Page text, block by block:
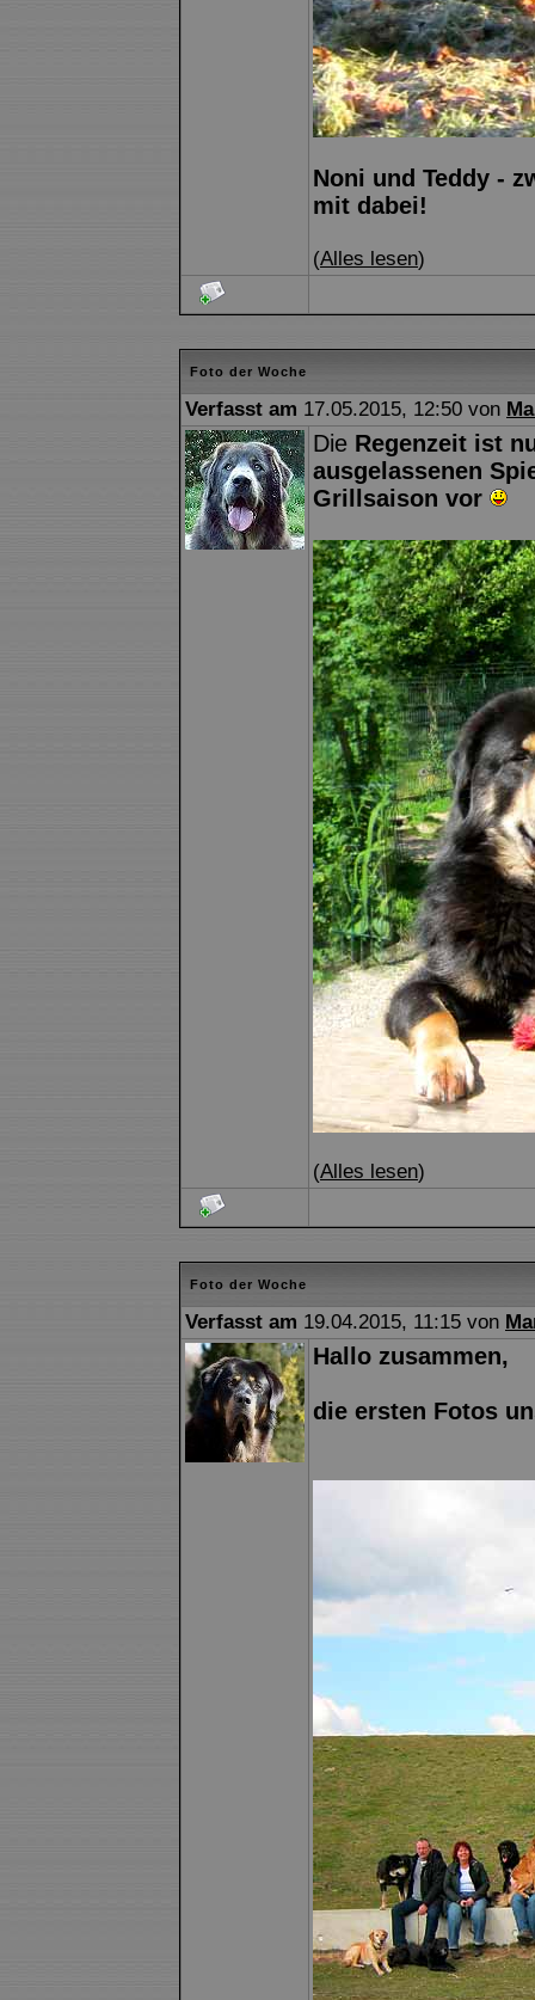
Noni und Teddy -
mit dabei!
(Alles lesen)
Foto der Woche
Verfasst am 17.05.2015, 12:50 von
Die Regenzeit ist
ausgelassenen
Grillsaison vor
(Alles lesen)
Foto der Woche
Verfasst am 19.04.2015, 11:15 von
Hallo zusammen,
die ersten Fotos